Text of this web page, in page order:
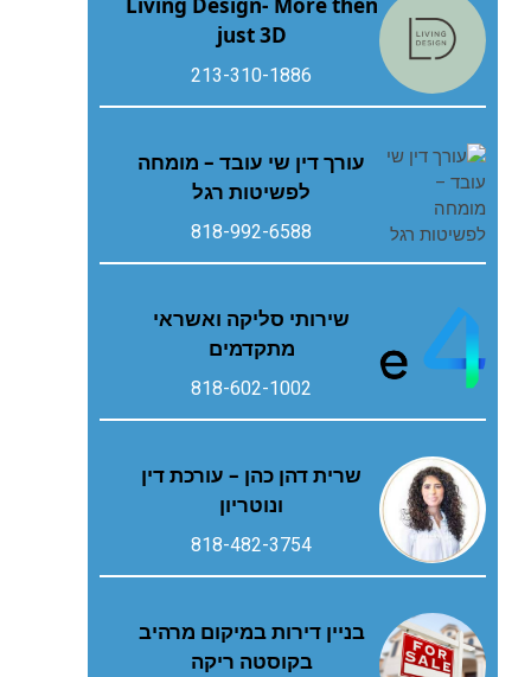
just 3D
213-310-1886
עורך דין שי עובד – מומחה
לפשיטות רגל
818-992-6588
שירותי סליקה ואשראי
מתקדמים
818-602-1002
שרית דהן כהן – עורכת דין
ונוטריון
818-482-3754
בניין דירות במיקום מרהיב
בקוסטה ריקה